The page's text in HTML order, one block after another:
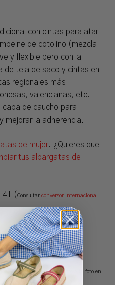
con cintas para atar
de cotolino (mezcla
y flexible pero con la
de tela de saco y cintas en
regionales más
valencianas, etc.
capa de caucho para
mejorar la adherencia.
de mujer. ¿Quieres que
tus alpargatas de
41 ( Consultar conversor internacional
de tonalidad respecto a la foto en